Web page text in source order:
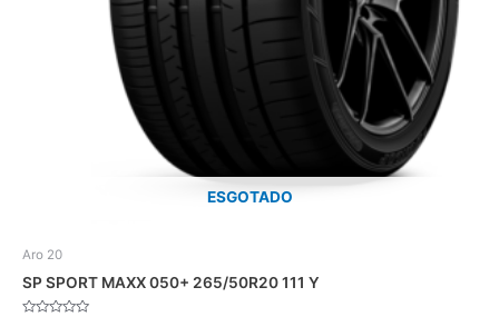
ESGOTADO
Aro 20
SP SPORT MAXX 050+ 265/50R20 111 Y